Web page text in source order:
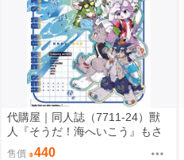
代購屋｜同人誌（7711-24）獸
人『そうだ！海へいこう』もさ
パラレルワールド
售價 440